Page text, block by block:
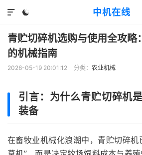
中机在线


青贮切碎机选购与使用全攻略
的机械指南
2026-05-19 20:01:12 分类： 农业机械
引言：为什么青贮切碎机
装备
在畜牧业机械化浪潮中，青贮切碎机